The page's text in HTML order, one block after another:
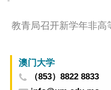
教青局召开新学年非高
澳门大学
（853）8822 8833